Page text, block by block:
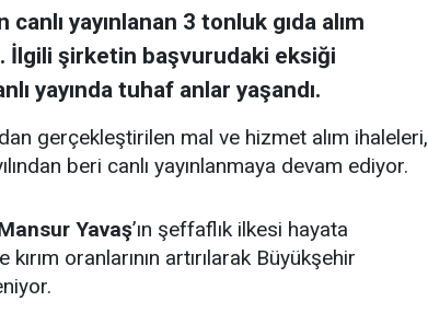
yayınlanan 3 tonluk gıda alım
İlgili şirketin başvurudaki eksiği
yayında tuhaf anlar yaşandı.
gerçekleştirilen mal ve hizmet alım ihaleleri,
beri canlı yayınlanmaya devam ediyor.
Yavaş’ın şeffaflık ilkesi hayata
oranlarının artırılarak Büyükşehir